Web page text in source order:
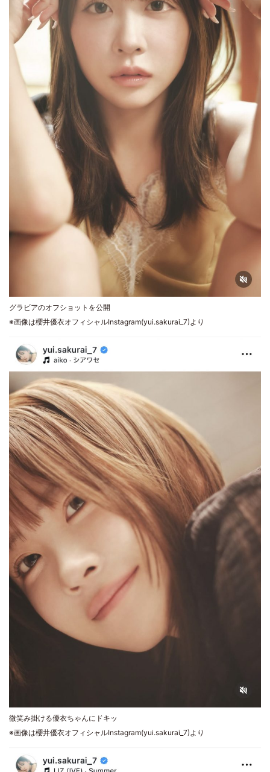
グラビアのオフショットを公開
※画像は櫻井優衣オフィシャルInstagram(yui.sakurai_7)より
微笑み掛ける優衣ちゃんにドキッ
※画像は櫻井優衣オフィシャルInstagram(yui.sakurai_7)より